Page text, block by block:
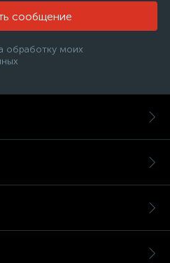
сообщение
обработку моих